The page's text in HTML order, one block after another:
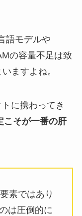
語モデルや
の容量不足は致
ますよね。
に携わってき
こそが一番の肝
素ではあり
は圧倒的に